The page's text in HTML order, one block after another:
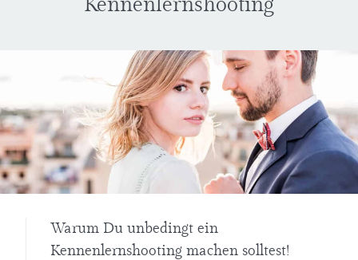
Kennenlernshooting
Warum Du unbedingt ein
Kennenlernshooting machen solltest!